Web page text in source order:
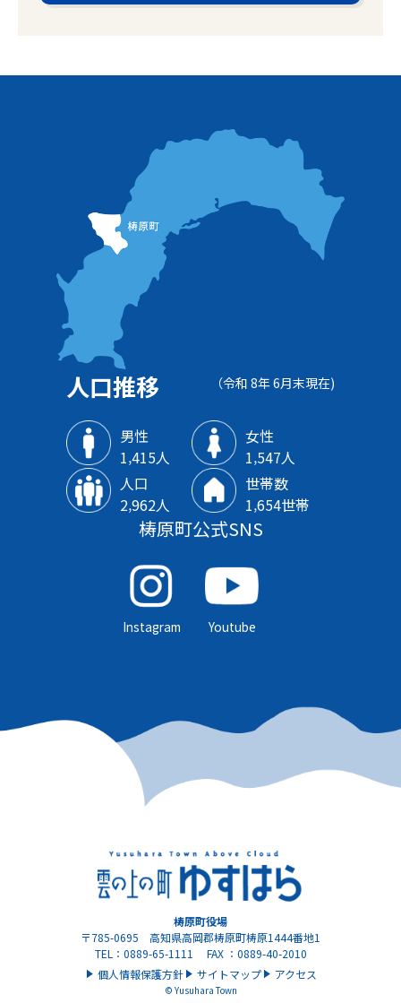
人口推移 （令和 8年 6月末現在)
男性
1‚415人
女性
1‚547人
人口
2‚962人
世帯数
1‚654世帯
梼原町公式SNS
Instagram Youtube
梼原町役場
〒785-0695 高知県高岡郡梼原町梼原1444番地1
TEL：0889-65-1111 FAX ：0889-40-2010
個人情報保護方針
サイトマップ アクセス
© Yusuhara Town